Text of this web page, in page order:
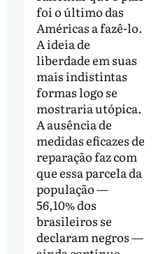
foi o último das
Américas a fazê-lo.
A ideia de
liberdade em suas
mais indistintas
formas logo se
mostraria utópica.
A ausência de
medidas eficazes de
reparação faz com
que essa parcela da
população —
56,10% dos
brasileiros se
declaram negros —